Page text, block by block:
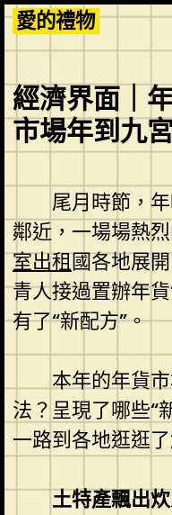
Skip
to
content
愛的禮物
經濟界面｜
市場年到九
尾月時節，
鄰近，一場場熱
室出租國各地展
青人接過置辦年
有了“新配方”。
本年的年貨
法？呈現了哪些“
一路到各地逛逛
土特產飄出